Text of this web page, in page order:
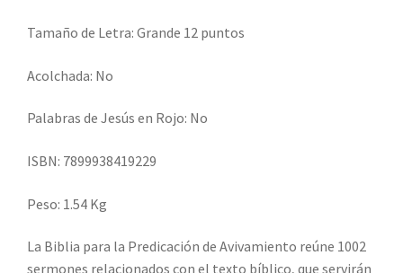
Tamaño de Letra: Grande 12 puntos
Acolchada: No
Palabras de Jesús en Rojo: No
ISBN: 7899938419229
Peso: 1.54 Kg
La Biblia para la Predicación de Avivamiento reúne 1002
sermones relacionados con el texto bíblico, que servirán